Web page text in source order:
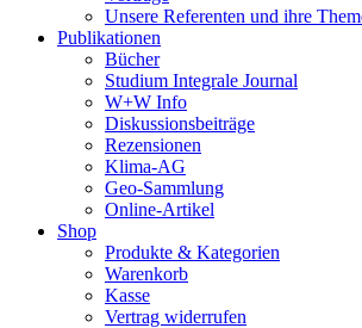
Unsere Referenten und ihre
Publikationen
Bücher
Studium Integrale Journal
W+W Info
Diskussionsbeiträge
Rezensionen
Klima-AG
Geo-Sammlung
Online-Artikel
Shop
Produkte & Kategorien
Warenkorb
Kasse
Vertrag widerrufen